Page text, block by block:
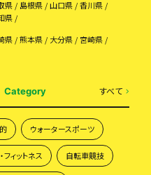
県 島根県 山口県
香川県
県
県 熊本県 大分県
宮崎県
Category すべて
ウォータースポーツ
フィットネス 自転車競技